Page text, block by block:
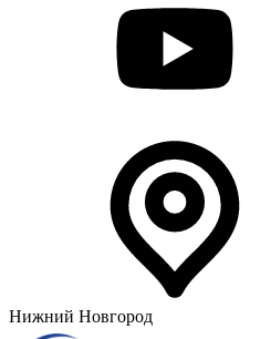
Нижний Новгород